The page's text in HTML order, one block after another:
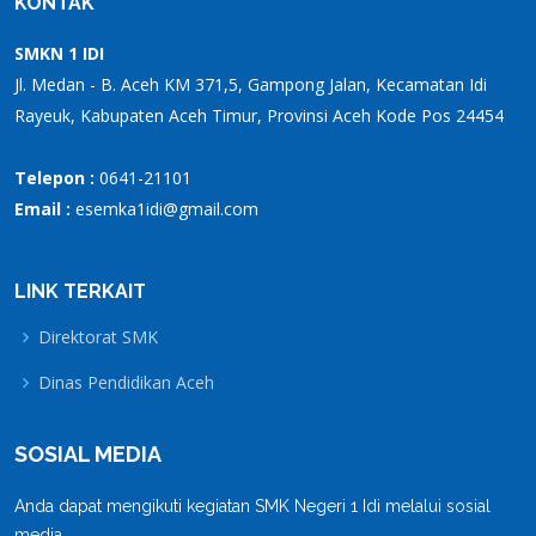
SMKN 1 IDI
Jl. Medan - B. Aceh KM 371,5, Gampong Jalan, Kecamatan Idi
Rayeuk, Kabupaten Aceh Timur, Provinsi Aceh Kode Pos 24454
Telepon : 0641-21101
Email : esemka1idi@gmail.com
LINK TERKAIT
Direktorat SMK
Dinas Pendidikan Aceh
SOSIAL MEDIA
Anda dapat mengikuti kegiatan SMK Negeri 1 Idi melalui sosial